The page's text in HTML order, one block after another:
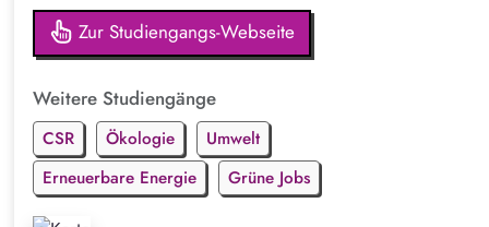
Zur Studiengangs-Webseite
Weitere Studiengänge
CSR Ökologie
Umwelt
Erneuerbare Energie
Grüne Jobs